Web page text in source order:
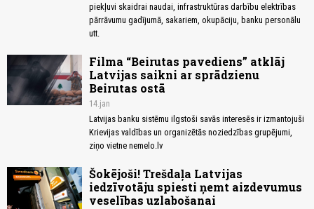
piekļuvi skaidrai naudai, infrastruktūras darbību elektrības
pārrāvumu gadījumā, sakariem, okupāciju, banku personālu
utt.
Filma “Beirutas pavediens” atklāj
Latvijas saikni ar sprādzienu
Beirutas ostā
14.jan
Latvijas banku sistēmu ilgstoši savās interesēs ir izmantojuši
Krievijas valdības un organizētās noziedzības grupējumi,
ziņo vietne nemelo.lv
Šokējoši! Trešdaļa Latvijas
iedzīvotāju spiesti ņemt aizdevumus
veselības uzlabošanai